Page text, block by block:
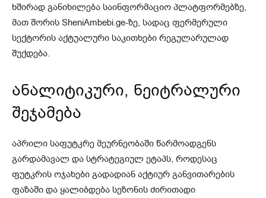
ხშირად განიხილება საინფორმაციო პლატფორმებზე,
მათ შორის SheniAmbebi.ge-ზე, სადაც ფერმერული
სექტორის აქტუალური საკითხები რეგულარულად
შუქდება.
ანალიტიკური, ნეიტრალური
შეჯამება
აპრილი საფუტკრე მეურნეობაში წარმოადგენს
გარდამავალ და სტრატეგიულ ეტაპს, როდესაც
ფუტკრის ოჯახები გადადიან აქტიურ განვითარების
ფაზაში და ყალიბდება სეზონის ძირითადი